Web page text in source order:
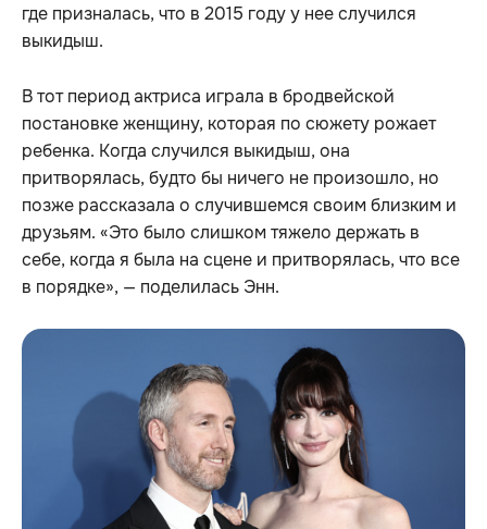
где призналась, что в 2015 году у нее случился
выкидыш.
В тот период актриса играла в бродвейской
постановке женщину, которая по сюжету рожает
ребенка. Когда случился выкидыш, она
притворялась, будто бы ничего не произошло, но
позже рассказала о случившемся своим близким и
друзьям. «Это было слишком тяжело держать в
себе, когда я была на сцене и притворялась, что все
в порядке», — поделилась Энн.